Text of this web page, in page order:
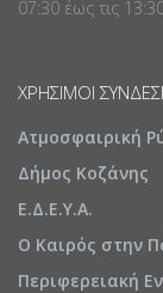
07:30 έως τις
ΧΡΉΣΙΜΟΙ
Ατμοσφαιρική
Δήμος Κοζάνης
Ε.Δ.Ε.Υ.Α.
Ο Καιρός στην
Περιφερειακή